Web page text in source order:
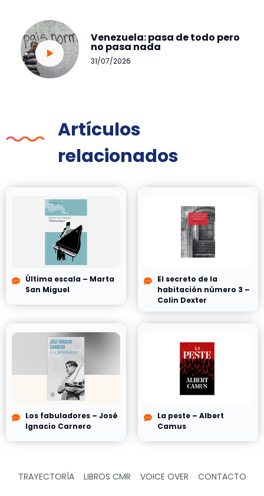
Venezuela: pasa de todo pero
no pasa nada
31/07/2026
Artículos
relacionados
Última escala – Marta
San Miguel
El secreto de la
habitación número 3 –
Colin Dexter
Los fabuladores – José
Ignacio Carnero
La peste – Albert
Camus
TRAYECTORÍA LIBROS CMR VOICE OVER CONTACTO